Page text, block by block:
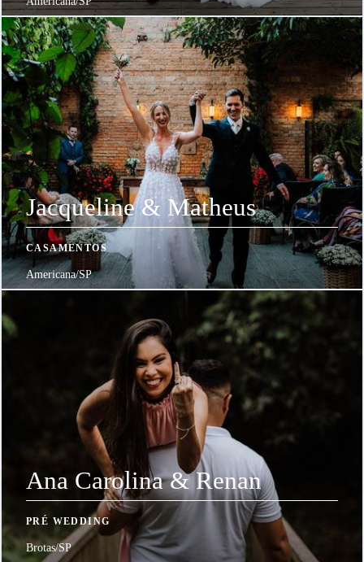
Jacqueline & Matheus
CASAMENTOS
Americana/SP
Ana Carolina & Renan
PRÉ WEDDING
Brotas/SP